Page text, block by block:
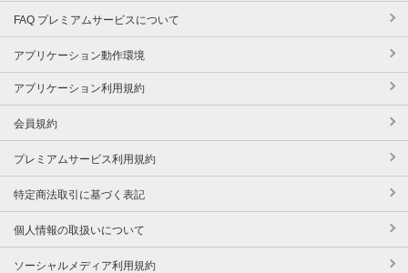
FAQ プレミアムサービスについて
アプリケーション動作環境
アプリケーション利用規約
会員規約
プレミアムサービス利用規約
特定商法取引に基づく表記
個人情報の取扱いについて
ソーシャルメディア利用規約